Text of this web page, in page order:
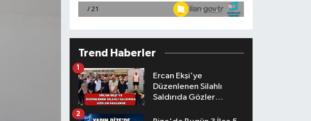
Trend Haberler
Ercan Ekşi'ye
Düzenlenen Silahlı
Saldırıda Gözler
1
2